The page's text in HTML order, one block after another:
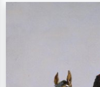
Standardsøk